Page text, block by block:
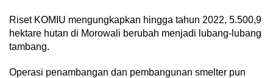
Riset KOMIU mengungkapkan hingga tahun 2022, 5.500,9
hektare hutan di Morowali berubah menjadi lubang-lubang
tambang.
Operasi penambangan dan pembangunan smelter pun